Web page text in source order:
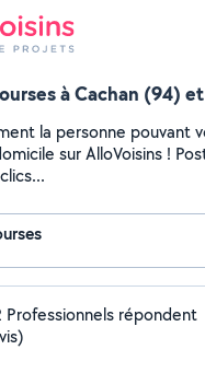
à Cachan (94)
la personne pouvant
sur AlloVoisins !
Professionnels répondent